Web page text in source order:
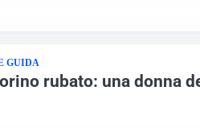
GUIDA
rubato: una donna